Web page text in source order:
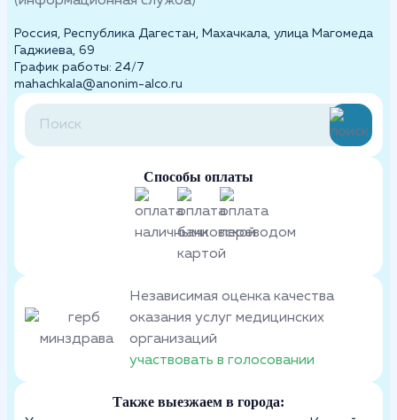
Россия, Республика Дагестан, Махачкала, улица Магомеда
Гаджиева, 69
График работы: 24/7
mahachkala@anonim-alco.ru
Способы оплаты
Независимая оценка качества
оказания услуг медицинских
организаций
участвовать в голосовании
Также выезжаем в города: